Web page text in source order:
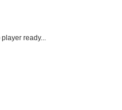
player ready...